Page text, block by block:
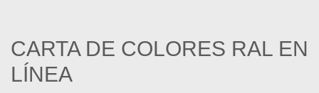
CARTA DE COLORES RAL EN
LÍNEA